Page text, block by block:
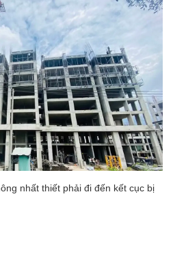
nhất thiết phải đi đến kết cục bị